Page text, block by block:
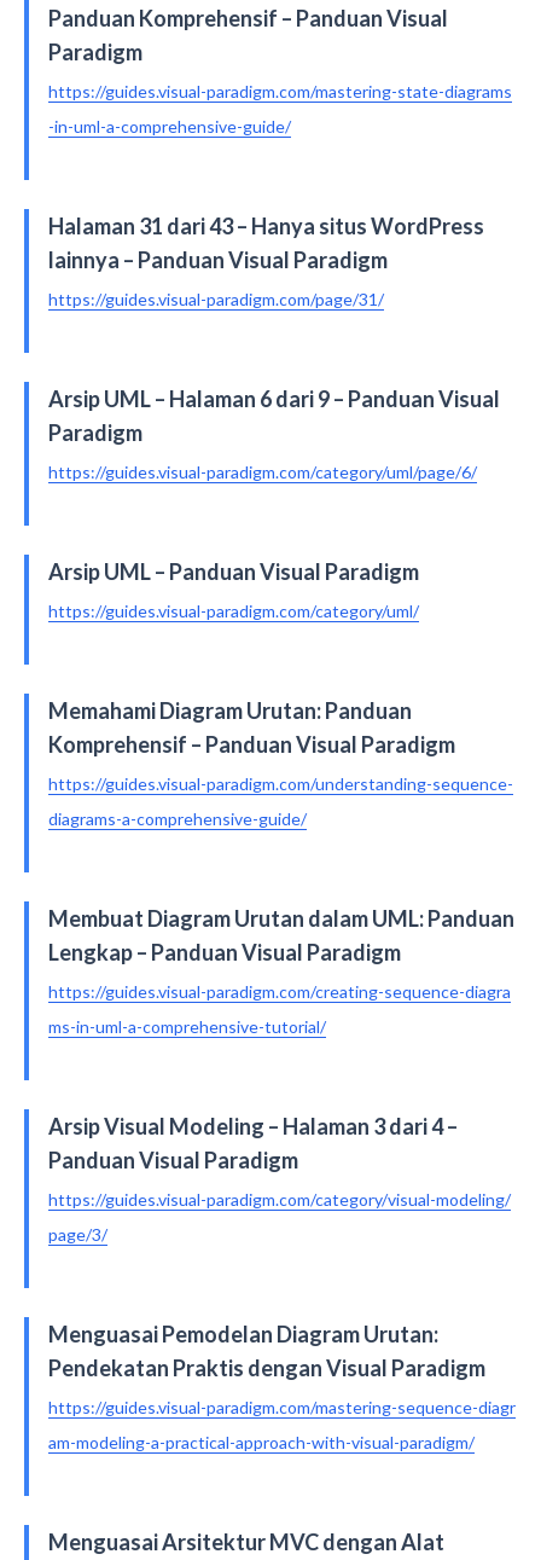
Panduan Komprehensif – Panduan Visual
Paradigm
https://guides.visual-paradigm.com/mastering-state-diagrams
-in-uml-a-comprehensive-guide/
Halaman 31 dari 43 – Hanya situs WordPress
lainnya – Panduan Visual Paradigm
https://guides.visual-paradigm.com/page/31/
Arsip UML – Halaman 6 dari 9 – Panduan Visual
Paradigm
https://guides.visual-paradigm.com/category/uml/page/6/
Arsip UML – Panduan Visual Paradigm
https://guides.visual-paradigm.com/category/uml/
Memahami Diagram Urutan: Panduan
Komprehensif – Panduan Visual Paradigm
https://guides.visual-paradigm.com/understanding-sequence-
diagrams-a-comprehensive-guide/
Membuat Diagram Urutan dalam UML: Panduan
Lengkap – Panduan Visual Paradigm
https://guides.visual-paradigm.com/creating-sequence-diagra
ms-in-uml-a-comprehensive-tutorial/
Arsip Visual Modeling – Halaman 3 dari 4 –
Panduan Visual Paradigm
https://guides.visual-paradigm.com/category/visual-modeling/
page/3/
Menguasai Pemodelan Diagram Urutan:
Pendekatan Praktis dengan Visual Paradigm
https://guides.visual-paradigm.com/mastering-sequence-diagr
am-modeling-a-practical-approach-with-visual-paradigm/
Menguasai Arsitektur MVC dengan Alat